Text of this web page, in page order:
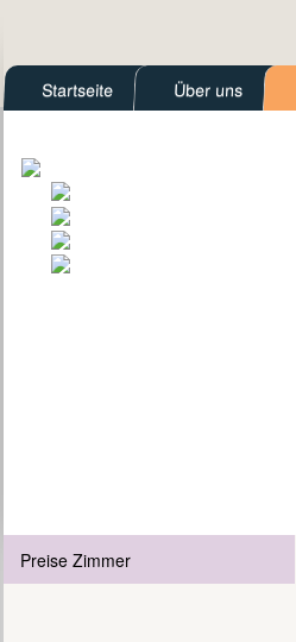
Startseite Über uns
Preise Zimmer